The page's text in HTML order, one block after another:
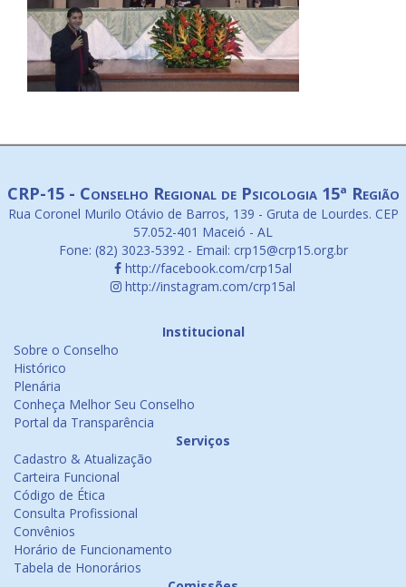
CRP-15 - Conselho Regional de Psicologia 15ª Região
Rua Coronel Murilo Otávio de Barros, 139 - Gruta de Lourdes. CEP
57.052-401 Maceió - AL
Fone: (82) 3023-5392 - Email: crp15@crp15.org.br
http://facebook.com/crp15al
http://instagram.com/crp15al
Institucional
Sobre o Conselho
Histórico
Plenária
Conheça Melhor Seu Conselho
Portal da Transparência
Serviços
Cadastro & Atualização
Carteira Funcional
Código de Ética
Consulta Profissional
Convênios
Horário de Funcionamento
Tabela de Honorários